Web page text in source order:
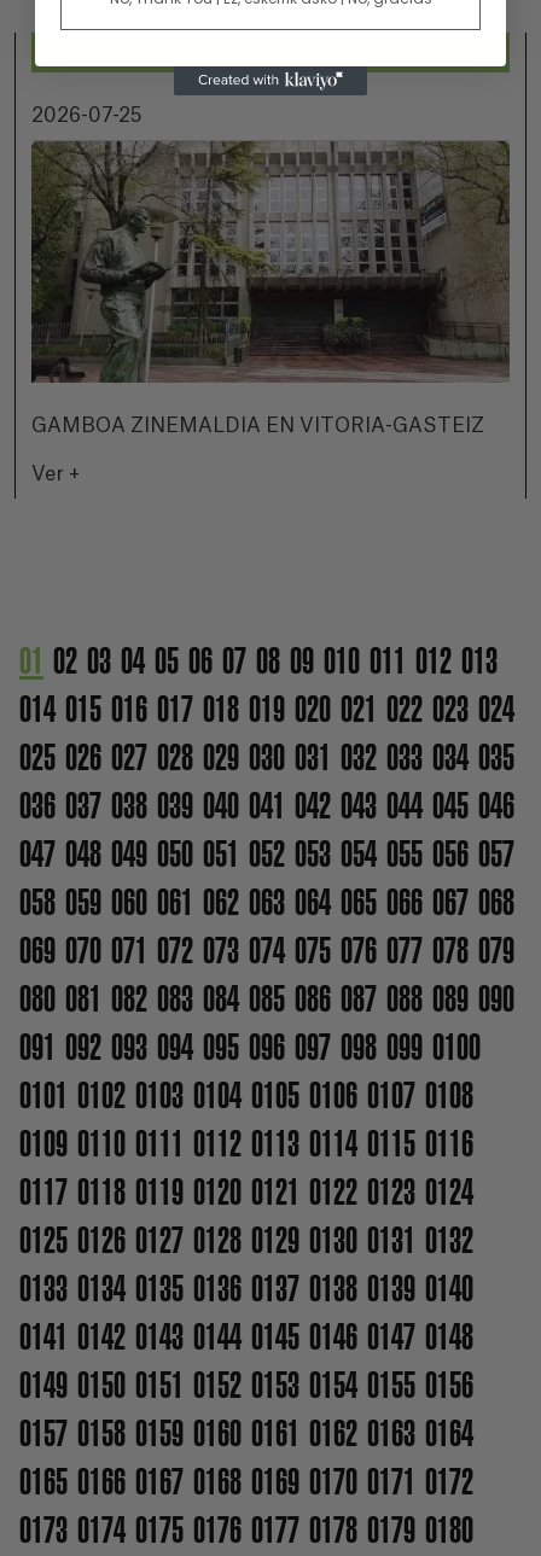
2026-07-25
GAMBOA ZINEMALDIA EN VITORIA-GASTEIZ
Ver +
01 02 03 04 05 06 07 08 09 010 011 012 013
014 015 016 017 018 019 020 021 022 023 024
025 026 027 028 029 030 031 032 033 034 035
036 037 038 039 040 041 042 043 044 045 046
047 048 049 050 051 052 053 054 055 056 057
058 059 060 061 062 063 064 065 066 067 068
069 070 071 072 073 074 075 076 077 078 079
080 081 082 083 084 085 086 087 088 089 090
091 092 093 094 095 096 097 098 099 0100
0101 0102 0103 0104 0105 0106 0107 0108
0109 0110 0111 0112 0113 0114 0115 0116
0117 0118 0119 0120 0121 0122 0123 0124
0125 0126 0127 0128 0129 0130 0131 0132
0133 0134 0135 0136 0137 0138 0139 0140
0141 0142 0143 0144 0145 0146 0147 0148
0149 0150 0151 0152 0153 0154 0155 0156
0157 0158 0159 0160 0161 0162 0163 0164
0165 0166 0167 0168 0169 0170 0171 0172
0173 0174 0175 0176 0177 0178 0179 0180